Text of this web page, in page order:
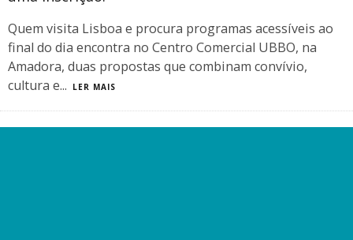
Quem visita Lisboa e procura programas acessíveis ao
final do dia encontra no Centro Comercial UBBO, na
Amadora, duas propostas que combinam convívio,
cultura e... LER MAIS